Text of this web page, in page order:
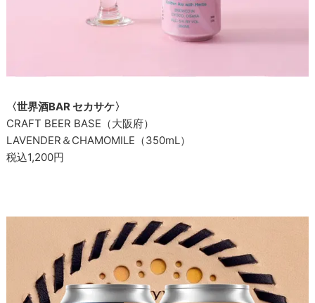
〈世界酒BAR セカサケ〉
CRAFT BEER BASE（大阪府）
LAVENDER＆CHAMOMILE（350mL）
税込1,200円